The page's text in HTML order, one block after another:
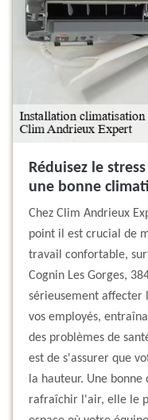
Réduisez le
une bonne
Chez Clim Andrieux
point il est crucial de
travail confortable,
Cognin Les Gorges,
sérieusement
vos employés,
des problèmes de
est de s'assurer que
la hauteur. Une
rafraîchir l'air, elle le